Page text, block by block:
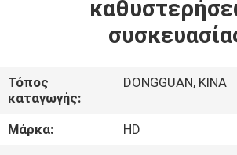
ΠΑΡΟΥΣΙΆΣΤΕ
ΠΕΡΊΠΟΥ
ΕΜΕΊΣ
Τόπος
καταγωγής:
DONGGUAN, ΚΙΝΑ
Μάρκα:
HD